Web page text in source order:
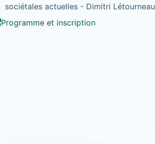
sociétales actuelles - Dimitri Létourneau
Programme et inscription